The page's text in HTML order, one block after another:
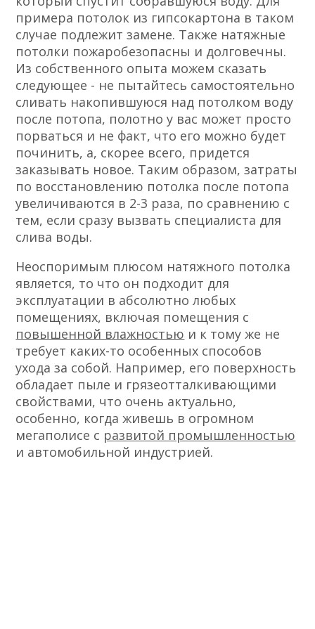
примера потолок из гипсокартона в таком
случае подлежит замене. Также натяжные
потолки пожаробезопасны и долговечны.
Из собственного опыта можем сказать
следующее - не пытайтесь самостоятельно
сливать накопившуюся над потолком воду
после потопа, полотно у вас может просто
порваться и не факт, что его можно будет
починить, а, скорее всего, придется
заказывать новое. Таким образом, затраты
по восстановлению потолка после потопа
увеличиваются в 2-3 раза, по сравнению с
тем, если сразу вызвать специалиста для
слива воды.
Неоспоримым плюсом натяжного потолка
является, то что он подходит для
эксплуатации в абсолютно любых
помещениях, включая помещения с
повышенной влажностью и к тому же не
требует каких-то особенных способов
ухода за собой. Например, его поверхность
обладает пыле и грязеотталкивающими
свойствами, что очень актуально,
особенно, когда живешь в огромном
мегаполисе с развитой промышленностью
и автомобильной индустрией.